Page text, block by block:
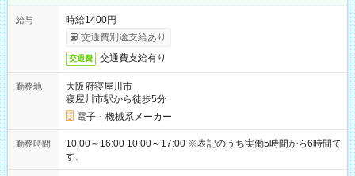
給与
時給1400円
交通費別途支給あり
交通費 交通費支給有り
勤務地
大阪府寝屋川市
寝屋川市駅から徒歩5分
電子・機械系メーカー
勤務時間
10:00～16:00 10:00～17:00 ※表記のうち実働5時間から6時間で
す。